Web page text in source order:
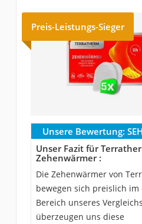
Preis-Leistungs-Sieger
Unsere Bewertung:
Unser Fazit für
Zehenwärmer :
Die Zehenwärmer von
bewegen sich preislich im
Bereich unseres
überzeugen uns diese